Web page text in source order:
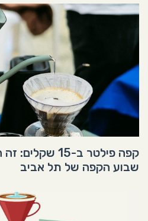
קפה פילטר ב-15
שבוע הקפה של תל אביב